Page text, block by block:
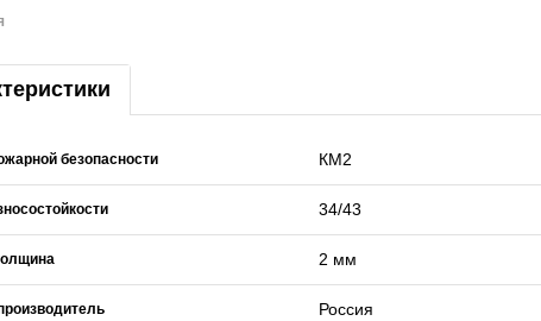
безопасности КМ2
34/43
2 мм
Россия